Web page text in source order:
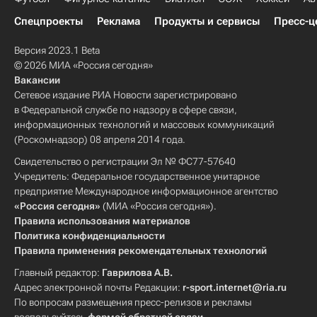
Спецпроекты
Реклама Продукты и сервисы Пресс-
Версия 2023.1 Beta
© 2026 МИА «Россия сегодня»
Вакансии
Сетевое издание РИА Новости зарегистрировано
в Федеральной службе по надзору в сфере связи,
информационных технологий и массовых коммуникаций
(Роскомнадзор) 08 апреля 2014 года.
Свидетельство о регистрации Эл № ФС77-57640
Учредитель: Федеральное государственное унитарное
предприятие Международное информационное агентство
«Россия сегодня» (МИА «Россия сегодня»).
Правила использования материалов
Политика конфиденциальности
Правила применения рекомендательных технологий
Главный редактор: Гаврилова А.В.
Адрес электронной почты Редакции: r-sport.internet@ria.ru
По вопросам размещения пресс-релизов и рекламы